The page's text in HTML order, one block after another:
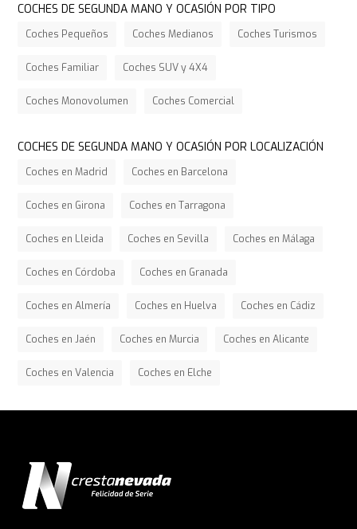
COCHES DE SEGUNDA MANO Y OCASIÓN POR TIPO
Coches Pequeños Coches Medianos Coches Turismos
Coches Familiar Coches SUV y 4X4
Coches Monovolumen Coches Comercial
COCHES DE SEGUNDA MANO Y OCASIÓN POR LOCALIZACIÓN
Coches en Madrid Coches en Barcelona
Coches en Girona Coches en Tarragona
Coches en Lleida Coches en Sevilla Coches en Málaga
Coches en Córdoba Coches en Granada
Coches en Almería Coches en Huelva Coches en Cádiz
Coches en Jaén Coches en Murcia Coches en Alicante
Coches en Valencia Coches en Elche